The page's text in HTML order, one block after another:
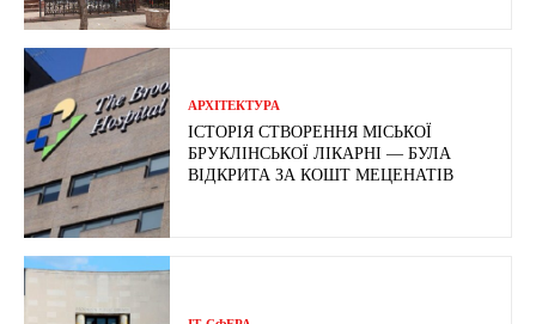
АРХІТЕКТУРА
ІСТОРІЯ СТВОРЕННЯ МІСЬКОЇ
БРУКЛІНСЬКОЇ ЛІКАРНІ — БУЛА
ВІДКРИТА ЗА КОШТ МЕЦЕНАТІВ